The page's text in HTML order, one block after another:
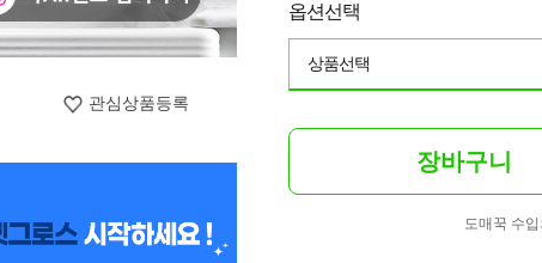
관심상품등록
옵션선택
상품선택
장바구니
도매꾹 수